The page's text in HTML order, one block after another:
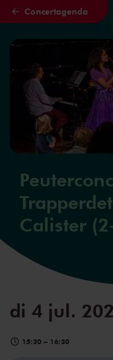
Naar hoofdcontent
Concertagenda
Calister
di 4 jul.
15:30 – 16:30